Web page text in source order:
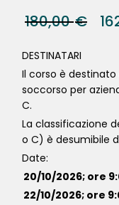
180,00€
DESTINATARI
Il corso è
soccorso per
C.
La classificazione
o C) è desumibile
Date:
20/10/2026; ore
22/10/2026; ore